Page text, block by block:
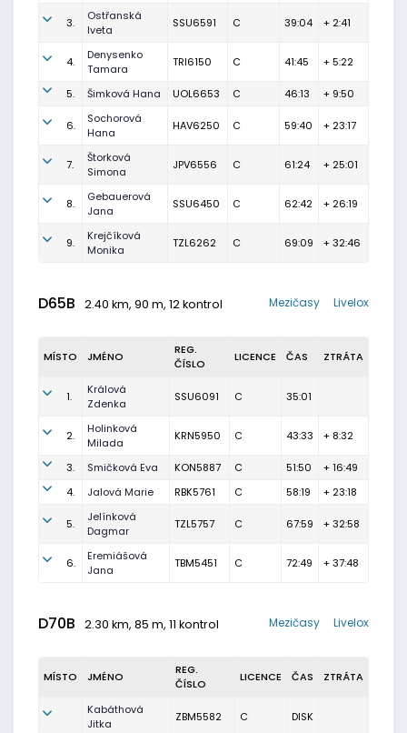
3.
Ostřanská
Iveta
SSU6591 C 39:04 + 2:41
4.
Denysenko
Tamara
TRI6150 C 41:45 + 5:22
5. Šimková Hana UOL6653 C 46:13 + 9:50
6.
Sochorová
Hana
HAV6250 C 59:40 + 23:17
7.
Štorková
Simona
JPV6556 C 61:24 + 25:01
8.
Gebauerová
Jana
SSU6450 C 62:42 + 26:19
9.
Krejčíková
Monika
TZL6262 C 69:09 + 32:46
D65B 2.40 km, 90 m, 12 kontrol Livelox
Mezičasy
MÍSTO JMÉNO
REG.
ČÍSLO
LICENCE ČAS ZTRÁTA
1.
Králová
Zdenka
SSU6091 C 35:01
2.
Holinková
Milada
KRN5950 C 43:33 + 8:32
3. Smičková Eva KON5887 C 51:50
+ 16:49
4.
Jalová Marie RBK5761 C 58:19 + 23:18
5.
Jelínková
Dagmar
TZL5757 C 67:59 + 32:58
6.
Eremiášová
Jana
TBM5451 C 72:49 + 37:48
D70B 2.30 km, 85 m, 11 kontrol Livelox
Mezičasy
MÍSTO JMÉNO
REG.
ČÍSLO
LICENCE ČAS ZTRÁTA
Kabáthová
Jitka
ZBM5582 C DISK